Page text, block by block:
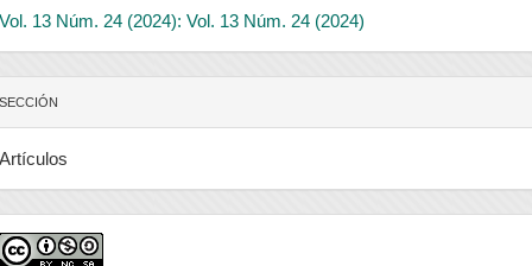
Vol. 13 Núm. 24 (2024): Vol. 13 Núm. 24 (2024)
SECCIÓN
Artículos